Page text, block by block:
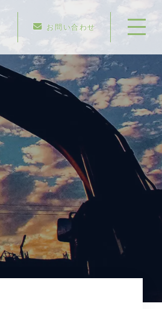
お問い合わせ
ホーム
当社について
施工実績
見積依頼
採用情報
お知らせ
コンテンツ